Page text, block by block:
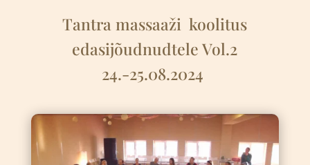
Tantra massaaži koolitus
edasijõudnudtele Vol.2
24.-25.08.2024